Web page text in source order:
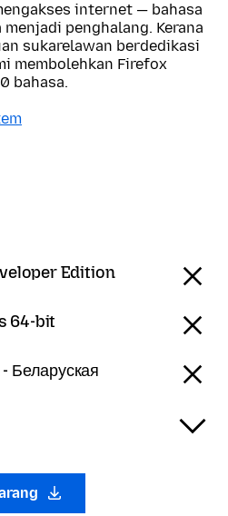
internet — bahasa
penghalang. Kerana
sukarelawan berdedikasi
membolehkan Firefox
bahasa.
Edition
64-bit
Беларуская